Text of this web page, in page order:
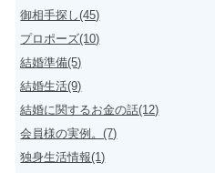
御相手探し(45)
プロポーズ(10)
結婚準備(5)
結婚生活(9)
結婚に関するお金の話(12)
会員様の実例。(7)
独身生活情報(1)